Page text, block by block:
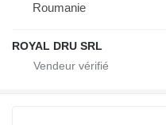
Roumanie
ROYAL DRU SRL